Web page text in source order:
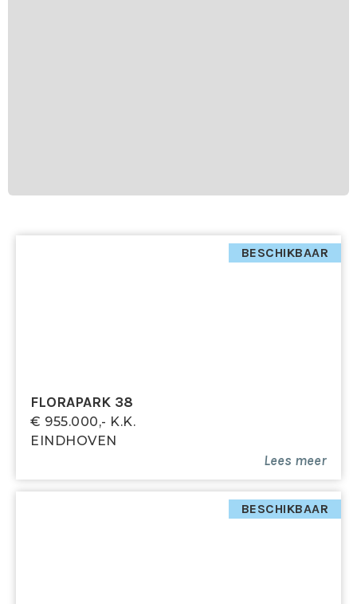
BESCHIKBAAR
FLORAPARK 38
€ 955.000,- K.k.
EINDHOVEN
Lees meer
BESCHIKBAAR